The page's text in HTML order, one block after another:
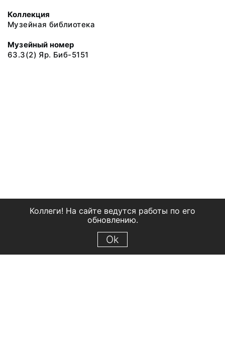
Коллекция
Музейная библиотека
Музейный номер
63.3(2) Яр. Биб-5151
Коллеги! На сайте ведутся работы по его
обновлению.
Ok